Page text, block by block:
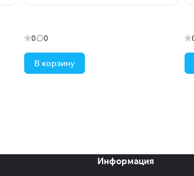
0 0
В корзину
Информация